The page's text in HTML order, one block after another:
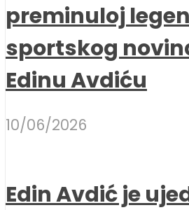
preminuloj
sportskog
Edinu Avdiću
10/06/2026
Edin Avdić je